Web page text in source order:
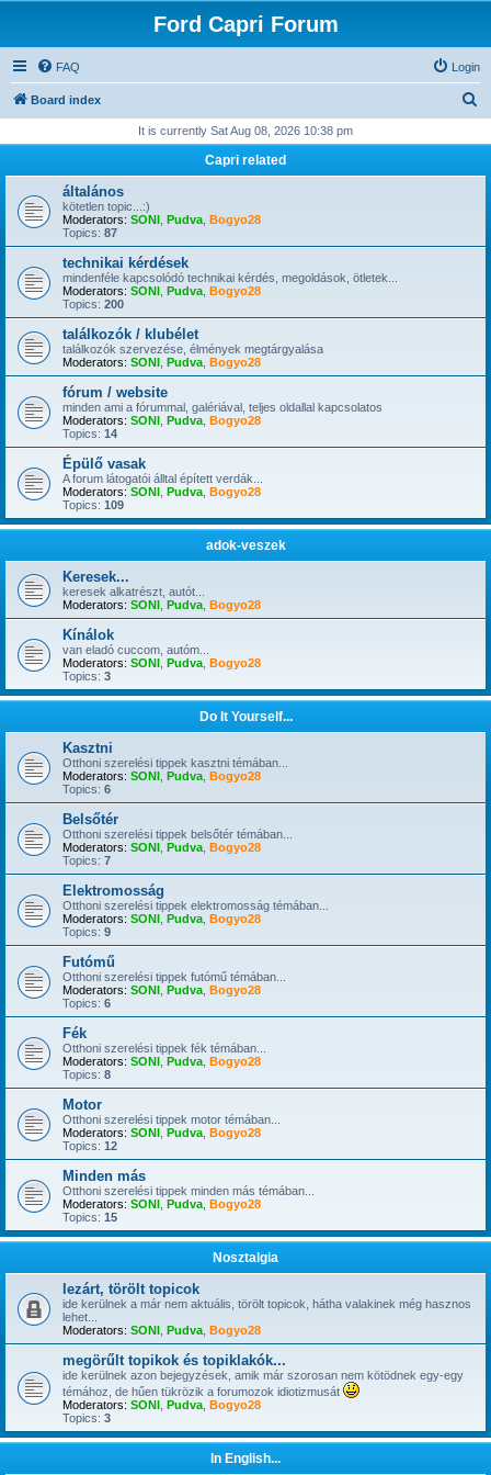
Ford Capri Forum
FAQ Login
Board index
r
It is currently Sat Aug 08, 2026 10:38 pm
Capri related
általános
kötetlen topic...:)
Moderators: SONI Pudva Bogyo28
Topics: 87
technikai kérdések
mindenféle kapcsolódó technikai kérdés, megoldások, ötletek...
Moderators: SONI Pudva Bogyo28
Topics: 200
találkozók / klubélet
találkozók szervezése, élmények megtárgyalása
Moderators: SONI Pudva Bogyo28
fórum / website
minden ami a fórummal, galériával, teljes oldallal kapcsolatos
Moderators: SONI Pudva Bogyo28
Topics: 14
Épülő vasak
A forum látogatói álltal épített verdák...
Moderators: SONI Pudva Bogyo28
Topics: 109
adok-veszek
Keresek...
keresek alkatrészt, autót...
Moderators: SONI Pudva Bogyo28
Kínálok
van eladó cuccom, autóm...
Moderators: SONI Pudva Bogyo28
Topics: 3
Do It Yourself...
Kasztni
Otthoni szerelési tippek kasztni témában...
Moderators: SONI Pudva Bogyo28
Topics: 6
Belsőtér
Otthoni szerelési tippek belsőtér témában...
Moderators: SONI Pudva Bogyo28
Topics: 7
Elektromosság
Otthoni szerelési tippek elektromosság témában...
Moderators: SONI Pudva Bogyo28
Topics: 9
Futómű
Otthoni szerelési tippek futómű témában...
Moderators: SONI Pudva Bogyo28
Topics: 6
Fék
Otthoni szerelési tippek fék témában...
Moderators: SONI Pudva Bogyo28
Topics: 8
Motor
Otthoni szerelési tippek motor témában...
Moderators: SONI Pudva Bogyo28
Topics: 12
Minden más
Otthoni szerelési tippek minden más témában...
Moderators: SONI Pudva Bogyo28
Topics: 15
Nosztalgia
lezárt, törölt topicok
ide kerülnek a már nem aktuális, törölt topicok, hátha valakinek még hasznos
lehet...
Moderators: SONI Pudva Bogyo28
megörűlt topikok és topiklakók...
ide kerülnek azon bejegyzések, amik már szorosan nem kötödnek egy-egy
témához, de hűen tükrözik a forumozok idiotizmusát
Moderators: SONI Pudva Bogyo28
Topics: 3
In English...